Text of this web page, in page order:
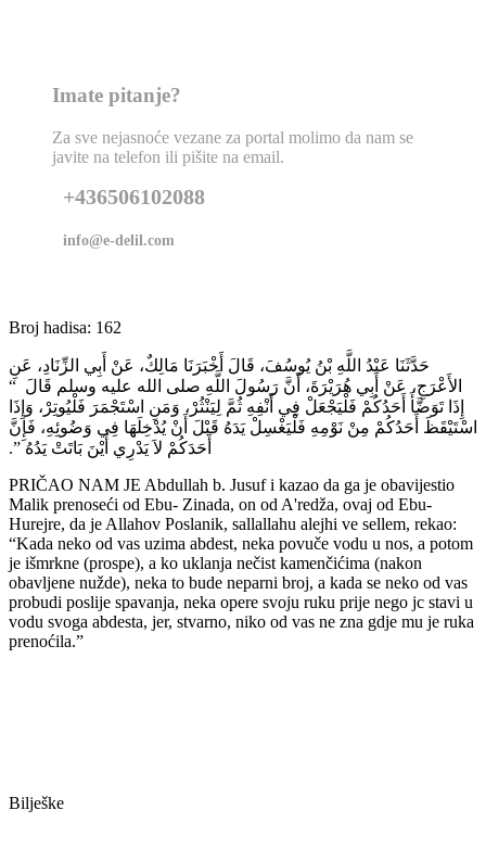
Imate pitanje?
Za sve nejasnoće vezane za portal molimo da nam se
javite na telefon ili pišite na email.
+436506102088
info@e-delil.com
Broj hadisa: 162
حَدَّثَنَا عَبْدُ اللَّهِ بْنُ يُوسُفَ، قَالَ أَخْبَرَنَا مَالِكٌ، عَنْ أَبِي الزِّنَادِ، عَنِ
الأَعْرَجِ، عَنْ أَبِي هُرَيْرَةَ، أَنَّ رَسُولَ اللَّهِ صلى الله عليه وسلم قَالَ ‏ “‏
إِذَا تَوَضَّأَ أَحَدُكُمْ فَلْيَجْعَلْ فِي أَنْفِهِ ثُمَّ لِيَنْثُرْ، وَمَنِ اسْتَجْمَرَ فَلْيُوتِرْ، وَإِذَا
اسْتَيْقَظَ أَحَدُكُمْ مِنْ نَوْمِهِ فَلْيَغْسِلْ يَدَهُ قَبْلَ أَنْ يُدْخِلَهَا فِي وَضُوئِهِ، فَإِنَّ
أَحَدَكُمْ لاَ يَدْرِي أَيْنَ بَاتَتْ يَدُهُ ‏”‏‏.‏
PRIČAO NAM JE Abdullah b. Jusuf i kazao da ga je obavijestio
Malik prenoseći od Ebu- Zinada, on od A'redža, ovaj od Ebu-
Hurejre, da je Allahov Poslanik, sallallahu alejhi ve sellem, rekao:
“Kada neko od vas uzima abdest, neka povuče vodu u nos, a potom
je išmrkne (prospe), a ko uklanja nečist kamenčićima (nakon
obavljene nužde), neka to bude neparni broj, a kada se neko od vas
probudi poslije spavanja, neka opere svoju ruku prije nego jc stavi u
vodu svoga abdesta, jer, stvarno, niko od vas ne zna gdje mu je ruka
prenoćila.”
Bilješke